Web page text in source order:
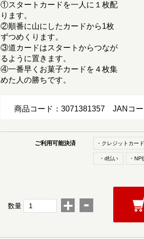
①スタートカードを一人に１枚配
ります。
②順番に山にしたカードから1枚
ずつめくります。
③道カードはスタートからつなが
るように置きます。
④一番早くお菓子カードを４枚集
めた人の勝ちです。
商品コード：3071381357 JANコ
ご利用可能決済 ・クレジットカード
・d払い ・NP
数量 + -